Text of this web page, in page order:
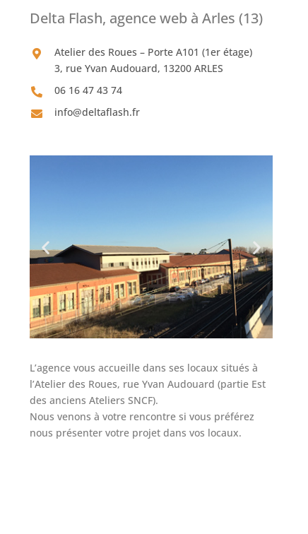
Delta Flash, agence web à Arles (13)
Atelier des Roues – Porte A101 (1er étage)
3, rue Yvan Audouard, 13200 ARLES
06 16 47 43 74
info@deltaflash.fr
L’agence vous accueille dans ses locaux situés à
l’Atelier des Roues, rue Yvan Audouard (partie Est
des anciens Ateliers SNCF).
Nous venons à votre rencontre si vous préférez
nous présenter votre projet dans vos locaux.